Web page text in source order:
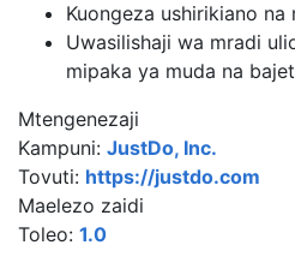
Kuongeza ushirikiano
Uwasilishaji wa mradi
mipaka ya muda na
Mtengenezaji
Kampuni: JustDo, Inc.
Tovuti: https://justdo.com
Maelezo zaidi
Toleo: 1.0